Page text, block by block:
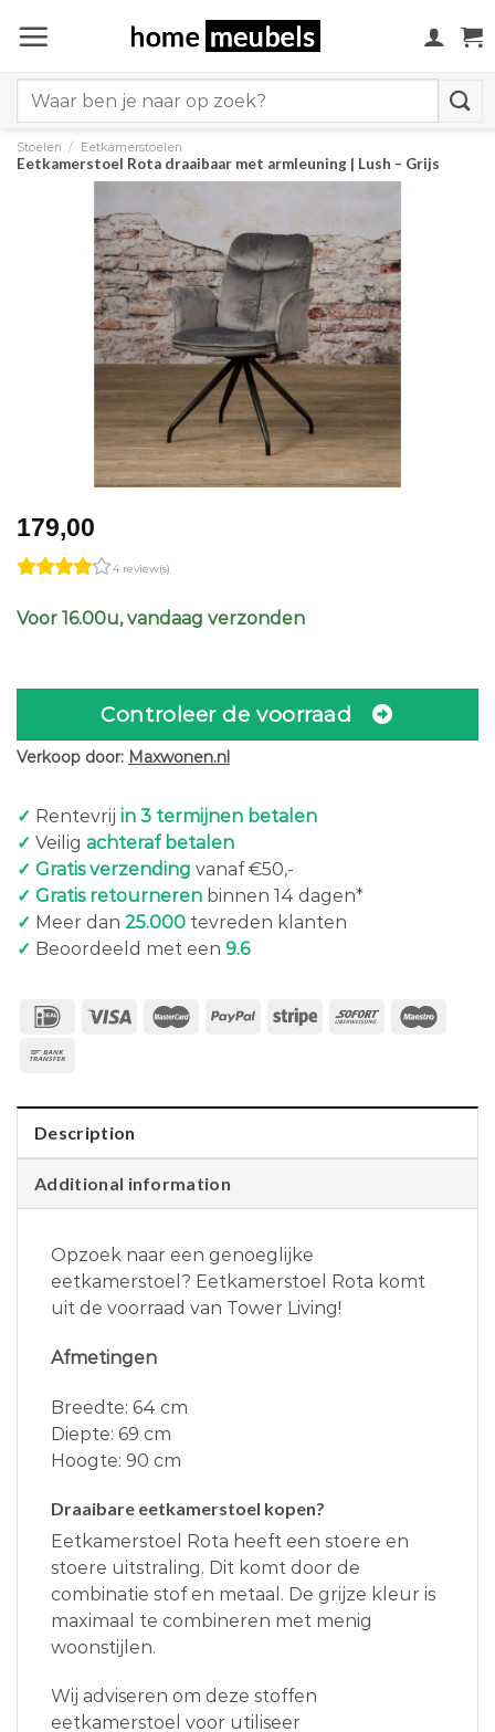
naar
for:
Stoelen / Eetkamerstoelen
Eetkamerstoel Rota draaibaar met armleuning | Lush – Grijs
179,00
4 review(s)
Voor 16.00u, vandaag verzonden
Controleer de voorraad
Verkoop door: Maxwonen.nl
✓ Rentevrij in 3 termijnen betalen
✓ Veilig achteraf betalen
✓ Gratis verzending vanaf €50,-
✓ Gratis retourneren binnen 14 dagen*
✓ Meer dan 25.000 tevreden klanten
✓ Beoordeeld met een 9.6
Description
Additional information
Opzoek naar een genoeglijke
eetkamerstoel? Eetkamerstoel Rota komt
uit de voorraad van Tower Living!
Afmetingen
Breedte: 64 cm
Diepte: 69 cm
Hoogte: 90 cm
Draaibare eetkamerstoel kopen?
Eetkamerstoel Rota heeft een stoere en
stoere uitstraling. Dit komt door de
combinatie stof en metaal. De grijze kleur is
maximaal te combineren met menig
woonstijlen.
Wij adviseren om deze stoffen
eetkamerstoel voor utiliseer